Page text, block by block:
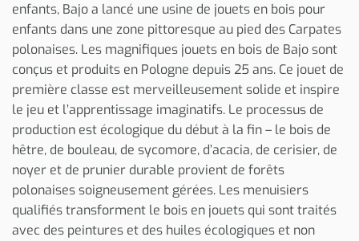
enfants, Bajo a lancé une usine de jouets en bois pour
enfants dans une zone pittoresque au pied des Carpates
polonaises. Les magnifiques jouets en bois de Bajo sont
conçus et produits en Pologne depuis 25 ans. Ce jouet de
première classe est merveilleusement solide et inspire
le jeu et l’apprentissage imaginatifs. Le processus de
production est écologique du début à la fin – le bois de
hêtre, de bouleau, de sycomore, d’acacia, de cerisier, de
noyer et de prunier durable provient de forêts
polonaises soigneusement gérées. Les menuisiers
qualifiés transforment le bois en jouets qui sont traités
avec des peintures et des huiles écologiques et non